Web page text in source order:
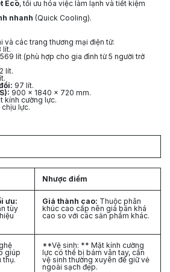
Eco, tối ưu hóa việc làm lạnh và tiết kiệm
nhanh (Quick Cooling).
và các trang thương mại điện tử:
lít.
569 lít (phù hợp cho gia đình từ 5 người trở
lít.
97 lít.
900 x 1840 x 720 mm.
kính cường lực.
chịu lực.
Nhược điểm
ưu:
tùy
Giá thành cao: Thuộc phân
khúc cao cấp nên giá bán khá
cao so với các sản phẩm khác.
giúp
thụ.
**Vệ sinh: ** Mặt kính cường
lực có thể bị bám vân tay, cần
vệ sinh thường xuyên để giữ vẻ
ngoài sạch đẹp.